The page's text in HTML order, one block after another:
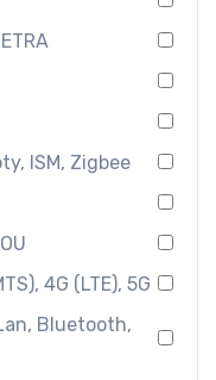
ISM, Zigbee
4G (LTE), 5G
Bluetooth,